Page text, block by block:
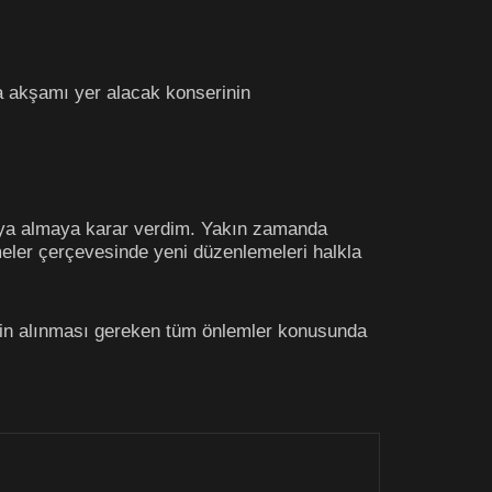
akşamı yer alacak konserinin
almaya karar verdim. Yakın zamanda
çerçevesinde yeni düzenlemeleri halkla
alınması gereken tüm önlemler konusunda